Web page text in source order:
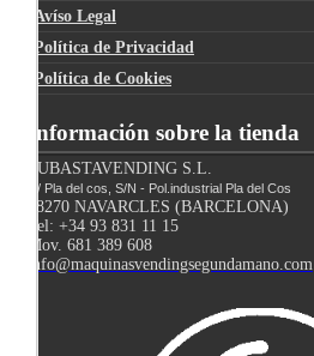
Avíso Legal
Política de Privacidad
Política de Cookies
Información sobre la tienda
SUBASTAVENDING S.L.
C/ Pla del cos, S/N - Pol.industrial Pla del Cos
08270 NAVARCLES (BARCELONA)
Tel: +34 93 831 11 15
Mov. 681 389 608
info@maquinasvendingsegundamano.com